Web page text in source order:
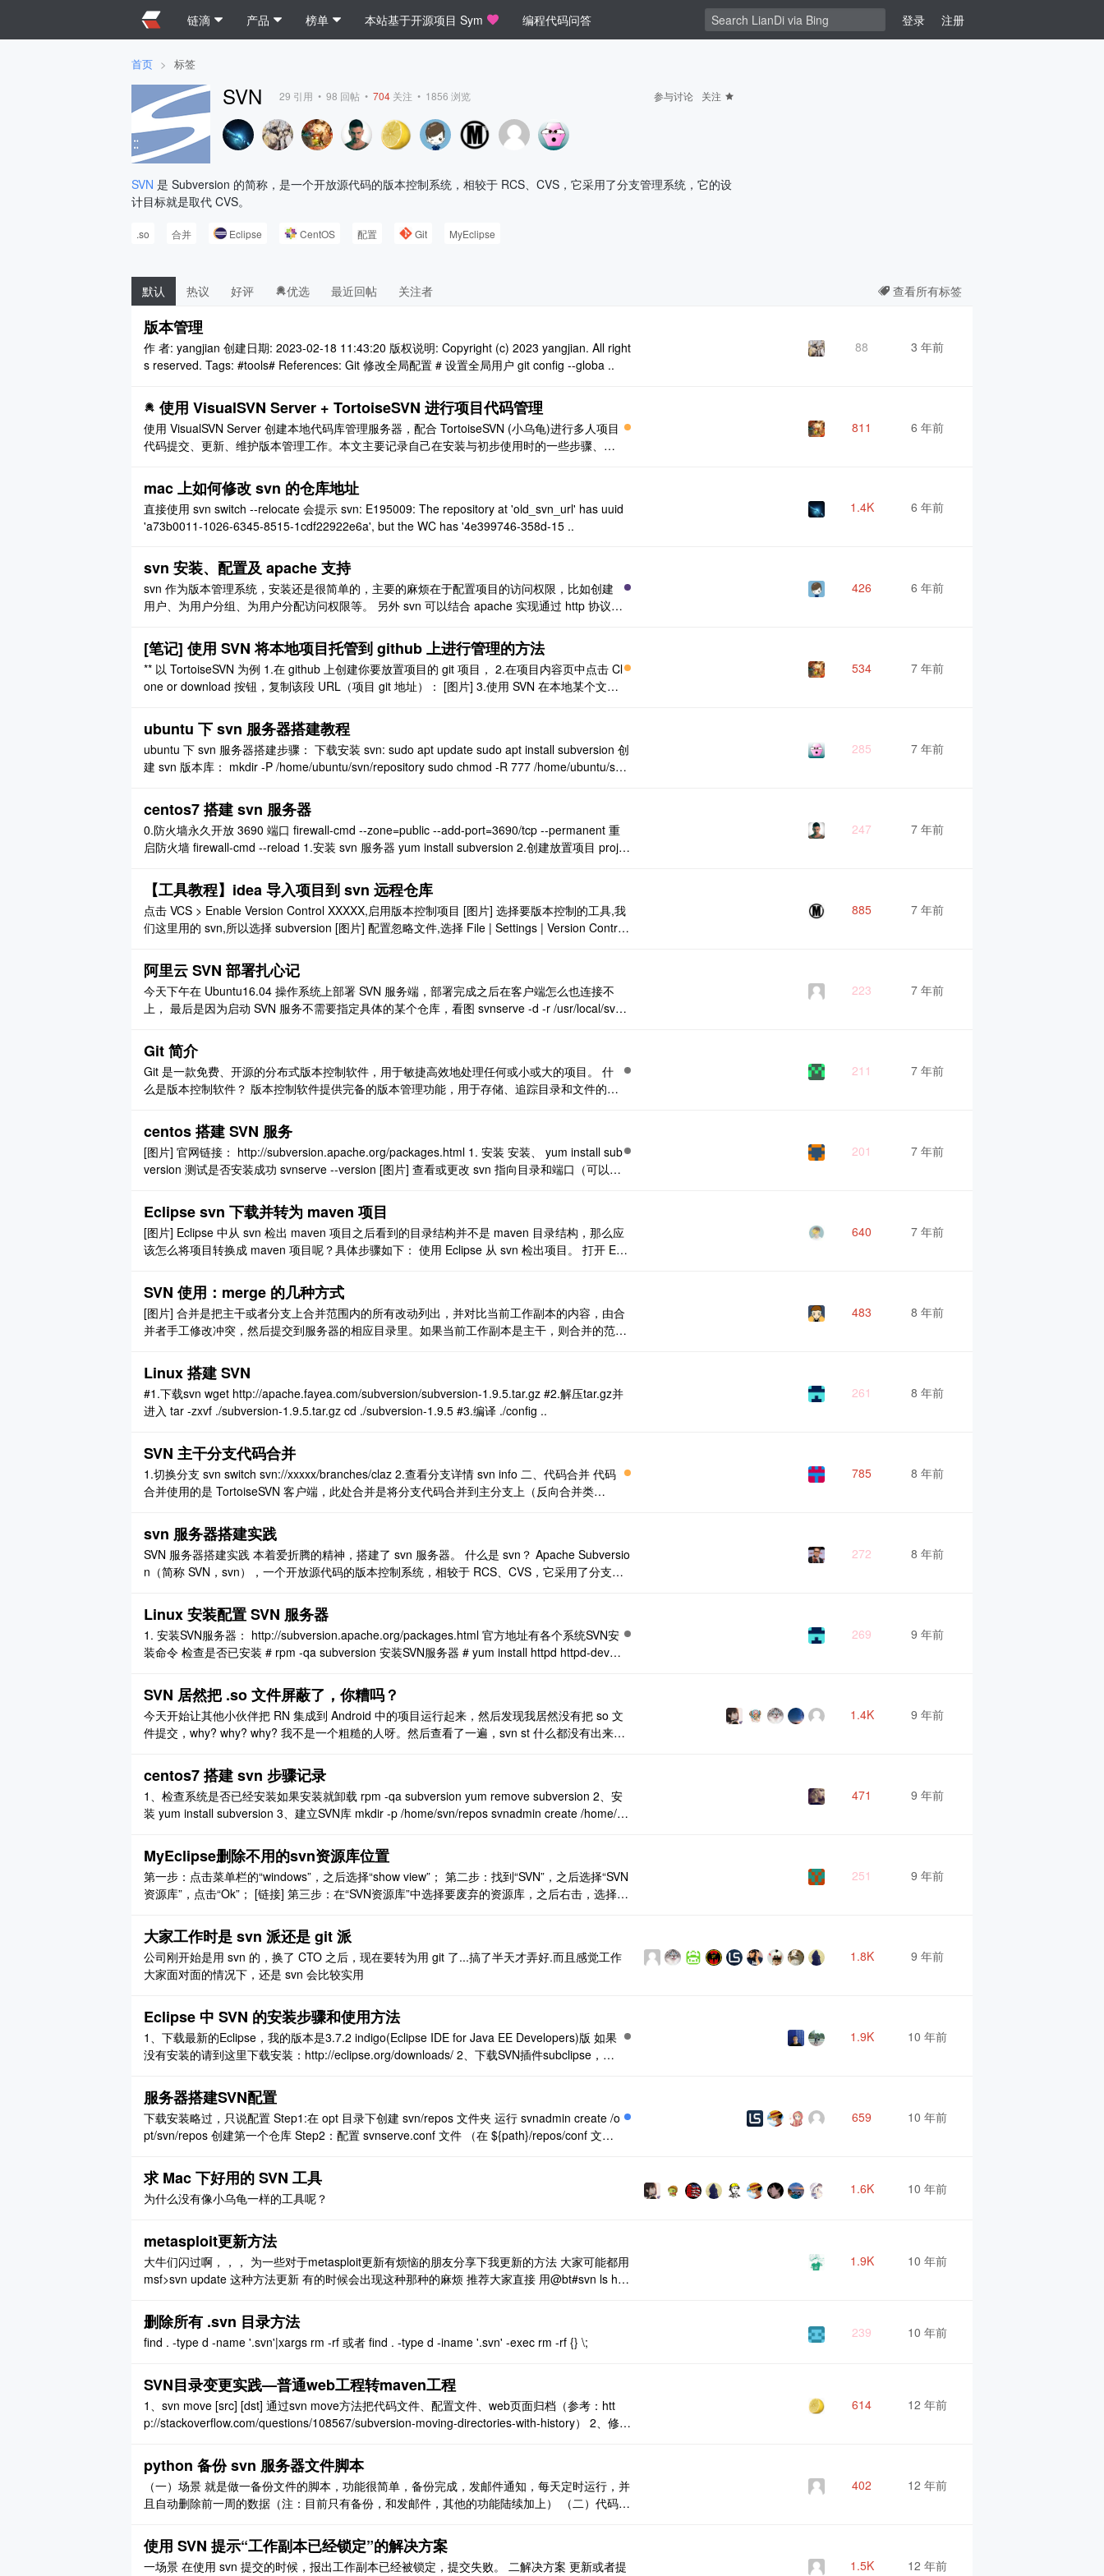
链滴 产品 榜单 本站基于开源项目 Sym 编程代码问答 登录 注册
首页 > 标签
SVN 29 引用 • 98 回帖 • 704 关注 • 1856 浏览 参与讨论 关注
SVN 是 Subversion 的简称，是一个开放源代码的版本控制系统，相较于 RCS、CVS，它采用了分支管理系统，它的设
计目标就是取代 CVS。
.so 合并 Eclipse CentOS 配置 Git MyEclipse
默认 热议 好评 优选 最近回帖 关注者 查看所有标签
版本管理
作 者: yangjian 创建日期: 2023-02-18 11:43:20 版权说明: Copyright (c) 2023 yangjian. All right
s reserved. Tags: #tools# References: Git 修改全局配置 # 设置全局用户 git config --globa ..
88 3 年前
使用 VisualSVN Server + TortoiseSVN 进行项目代码管理
使用 VisualSVN Server 创建本地代码库管理服务器，配合 TortoiseSVN (小乌龟)进行多人项目
代码提交、更新、维护版本管理工作。本文主要记录自己在安装与初步使用时的一些步骤、注
811 6 年前
mac 上如何修改 svn 的仓库地址
直接使用 svn switch --relocate 会提示 svn: E195009: The repository at 'old_svn_url' has uuid
'a73b0011-1026-6345-8515-1cdf22922e6a', but the WC has '4e399746-358d-15 ..
1.4K 6 年前
svn 安装、配置及 apache 支持
svn 作为版本管理系统，安装还是很简单的，主要的麻烦在于配置项目的访问权限，比如创建
用户、为用户分组、为用户分配访问权限等。 另外 svn 可以结合 apache 实现通过 http 协议进
的地方。 一、svn 安装及配置 ..
426 6 年前
[笔记] 使用 SVN 将本地项目托管到 github 上进行管理的方法
** 以 TortoiseSVN 为例 1.在 github 上创建你要放置项目的 git 项目， 2.在项目内容页中点击 Cl
one or download 按钮，复制该段 URL（项目 git 地址）： [图片] 3.使用 SVN 在本地某个文件
534 7 年前
ubuntu 下 svn 服务器搭建教程
ubuntu 下 svn 服务器搭建步骤： 下载安装 svn: sudo apt update sudo apt install subversion 创
建 svn 版本库： mkdir -P /home/ubuntu/svn/repository sudo chmod -R 777 /home/ubuntu/svn/
285 7 年前
centos7 搭建 svn 服务器
0.防火墙永久开放 3690 端口 firewall-cmd --zone=public --add-port=3690/tcp --permanent 重
启防火墙 firewall-cmd --reload 1.安装 svn 服务器 yum install subversion 2.创建放置项目 projec
247 7 年前
【工具教程】idea 导入项目到 svn 远程仓库
点击 VCS > Enable Version Control XXXXX,启用版本控制项目 [图片] 选择要版本控制的工具,我
们这里用的 svn,所以选择 subversion [图片] 配置忽略文件,选择 File | Settings | Version Control
885 7 年前
阿里云 SVN 部署扎心记
今天下午在 Ubuntu16.04 操作系统上部署 SVN 服务端，部署完成之后在客户端怎么也连接不
上， 最后是因为启动 SVN 服务不需要指定具体的某个仓库，看图 svnserve -d -r /usr/local/svn*
223 7 年前
Git 简介
Git 是一款免费、开源的分布式版本控制软件，用于敏捷高效地处理任何或小或大的项目。 什
么是版本控制软件？ 版本控制软件提供完备的版本管理功能，用于存储、追踪目录和文件的修
件：CVS（1985，始祖，集中式）、SVN（2000，集大成者 ..
211 7 年前
centos 搭建 SVN 服务
[图片] 官网链接： http://subversion.apache.org/packages.html 1. 安装 安装、 yum install sub
version 测试是否安装成功 svnserve --version [图片] 查看或更改 svn 指向目录和端口（可以使
201 7 年前
Eclipse svn 下载并转为 maven 项目
[图片] Eclipse 中从 svn 检出 maven 项目之后看到的目录结构并不是 maven 目录结构，那么应
该怎么将项目转换成 maven 项目呢？具体步骤如下： 使用 Eclipse 从 svn 检出项目。 打开 Ecli
640 7 年前
SVN 使用：merge 的几种方式
[图片] 合并是把主干或者分支上合并范围内的所有改动列出，并对比当前工作副本的内容，由合
并者手工修改冲突，然后提交到服务器的相应目录里。如果当前工作副本是主干，则合并的范围
合并的起始位置 URL 一定要和当前的工作副本的 URL 是相同 ..
483 8 年前
Linux 搭建 SVN
#1.下载svn wget http://apache.fayea.com/subversion/subversion-1.9.5.tar.gz #2.解压tar.gz并
进入 tar -zxvf ./subversion-1.9.5.tar.gz cd ./subversion-1.9.5 #3.编译 ./config ..
261 8 年前
SVN 主干分支代码合并
1.切换分支 svn switch svn://xxxxx/branches/claz 2.查看分支详情 svn info 二、代码合并 代码
合并使用的是 TortoiseSVN 客户端，此处合并是将分支代码合并到主分支上（反向合并类
785 8 年前
svn 服务器搭建实践
SVN 服务器搭建实践 本着爱折腾的精神，搭建了 svn 服务器。 什么是 svn？ Apache Subversio
n（简称 SVN，svn），一个开放源代码的版本控制系统，相较于 RCS、CVS，它采用了分支管
n。 ..
272 8 年前
Linux 安装配置 SVN 服务器
1. 安装SVN服务器： http://subversion.apache.org/packages.html 官方地址有各个系统SVN安
装命令 检查是否已安装 # rpm -qa subversion 安装SVN服务器 # yum install httpd httpd-devel
269 9 年前
SVN 居然把 .so 文件屏蔽了，你糟吗？
今天开始让其他小伙伴把 RN 集成到 Android 中的项目运行起来，然后发现我居然没有把 so 文
件提交，why? why? why? 我不是一个粗糙的人呀。然后查看了一遍，svn st 什么都没有出来呀
*.o * ..
1.4K 9 年前
centos7 搭建 svn 步骤记录
1、检查系统是否已经安装如果安装就卸载 rpm -qa subversion yum remove subversion 2、安
装 yum install subversion 3、建立SVN库 mkdir -p /home/svn/repos svnadmin create /home/sv
471 9 年前
MyEclipse删除不用的svn资源库位置
第一步：点击菜单栏的“windows”，之后选择“show view”； 第二步：找到“SVN”，之后选择“SVN
资源库”，点击“Ok”； [链接] 第三步：在“SVN资源库”中选择要废弃的资源库，之后右击，选择
251 9 年前
大家工作时是 svn 派还是 git 派
公司刚开始是用 svn 的，换了 CTO 之后，现在要转为用 git 了...搞了半天才弄好.而且感觉工作
大家面对面的情况下，还是 svn 会比较实用
1.8K 9 年前
Eclipse 中 SVN 的安装步骤和使用方法
1、下载最新的Eclipse，我的版本是3.7.2 indigo(Eclipse IDE for Java EE Developers)版 如果
没有安装的请到这里下载安装：http://eclipse.org/downloads/ 2、下载SVN插件subclipse，安
1.9K 10 年前
服务器搭建SVN配置
下载安装略过，只说配置 Step1:在 opt 目录下创建 svn/repos 文件夹 运行 svnadmin create /o
pt/svn/repos 创建第一个仓库 Step2：配置 svnserve.conf 文件 （在 ${path}/repos/conf 文件
659 10 年前
求 Mac 下好用的 SVN 工具
为什么没有像小乌龟一样的工具呢？
1.6K 10 年前
metasploit更新方法
大牛们闪过啊，，， 为一些对于metasploit更新有烦恼的朋友分享下我更新的方法 大家可能都用
msf>svn update 这种方法更新 有的时候会出现这种那种的麻烦 推荐大家直接 用@bt#svn ls htt
1.9K 10 年前
删除所有 .svn 目录方法
find . -type d -name '.svn'|xargs rm -rf 或者 find . -type d -iname '.svn' -exec rm -rf {} \;
239 10 年前
SVN目录变更实践—普通web工程转maven工程
1、svn move [src] [dst] 通过svn move方法把代码文件、配置文件、web页面归档（参考：htt
p://stackoverflow.com/questions/108567/subversion-moving-directories-with-history） 2、修改
614 12 年前
python 备份 svn 服务器文件脚本
（一）场景 就是做一备份文件的脚本，功能很简单，备份完成，发邮件通知，每天定时运行，并
且自动删除前一周的数据（注：目前只有备份，和发邮件，其他的功能陆续加上） （二）代码 #
402 12 年前
使用 SVN 提示“工作副本已经锁定”的解决方案
一场景 在使用 svn 提交的时候，报出工作副本已经被锁定，提交失败。 二解决方案 更新或者提
1.5K 12 年前